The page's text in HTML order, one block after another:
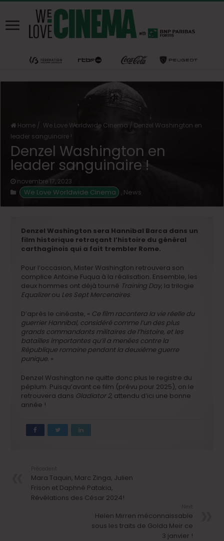
Home / We Love Worldwide Cinema / Denzel Washington en
leader sanguinaire !
Denzel Washington en
leader sanguinaire !
novembre 17, 2023
We Love Worldwide Cinema , News
Denzel Washington sera Hannibal Barca dans un
film historique retraçant l’histoire du général
carthaginois qui a fait trembler Rome.
Pour l’occasion, Mister Washington retrouvera son
complice Antoine Fuqua à la réalisation. Ensemble, les
deux hommes ont déjà tourné Training Day, la trilogie
Equalizerou Les Sept Mercenaires.
D’après le cinéaste, « Ce film racontera la vie réelle du
guerrier Hannibal, considéré comme l’un des plus
grands commandants militaires de l’histoire, et les
batailles importantes qu’il a menées contre la
République romaine pendant la deuxième guerre
punique. »
Denzel Washington ne quitte donc plus le registre du
péplum. Puisqu’avant ce film (prévu pour 2025), on le
retrouvera dans Gladiator 2, attendu d’ici une bonne
année !
Mara Taquin, Marc Zinga, Julien
Frison et Daphné Patakia,
Révélations des César 2024!
Helen Mirren méconnaissable
sous les traits de Golda Meir ce
3 janvier !